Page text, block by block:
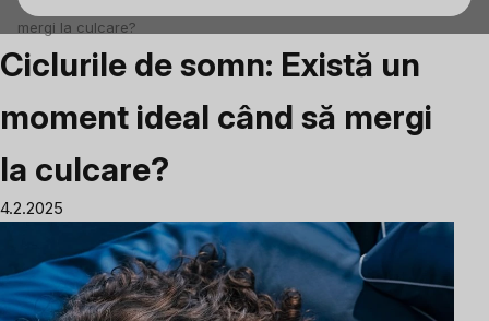
mergi la culcare?
Ciclurile de somn: Există un
moment ideal când să mergi
la culcare?
4.2.2025